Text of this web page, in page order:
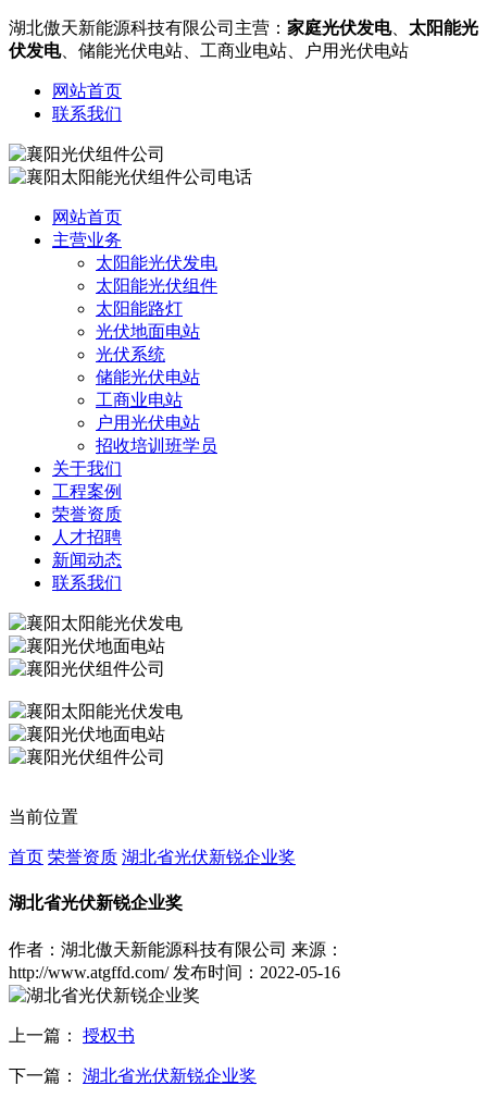
湖北傲天新能源科技有限公司主营： 家庭光伏发电、 太阳能光
伏发电、储能光伏电站、工商业电站、户用光伏电站
网站首页
联系我们
网站首页
主营业务
太阳能光伏发电
太阳能光伏组件
太阳能路灯
光伏地面电站
光伏系统
储能光伏电站
工商业电站
户用光伏电站
招收培训班学员
关于我们
工程案例
荣誉资质
人才招聘
新闻动态
联系我们
当前位置
首页 荣誉资质 湖北省光伏新锐企业奖
湖北省光伏新锐企业奖
作者：湖北傲天新能源科技有限公司 来源：
http://www.atgffd.com/ 发布时间：2022-05-16
上一篇： 授权书
下一篇： 湖北省光伏新锐企业奖